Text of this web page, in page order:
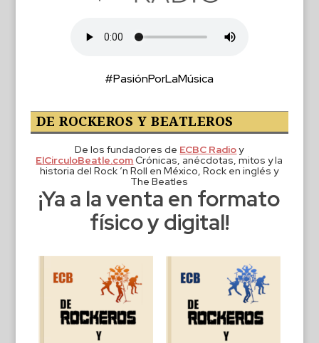
#PasiónPorLaMúsica
DE ROCKEROS Y BEATLEROS
De los fundadores de ECBC Radioy
ElCirculoBeatle.comCrónicas, anécdotas, mitos y la
historia del Rock ‘n Roll en México, Rock en inglés y
The Beatles
¡Ya a la venta en formato
físico y digital!